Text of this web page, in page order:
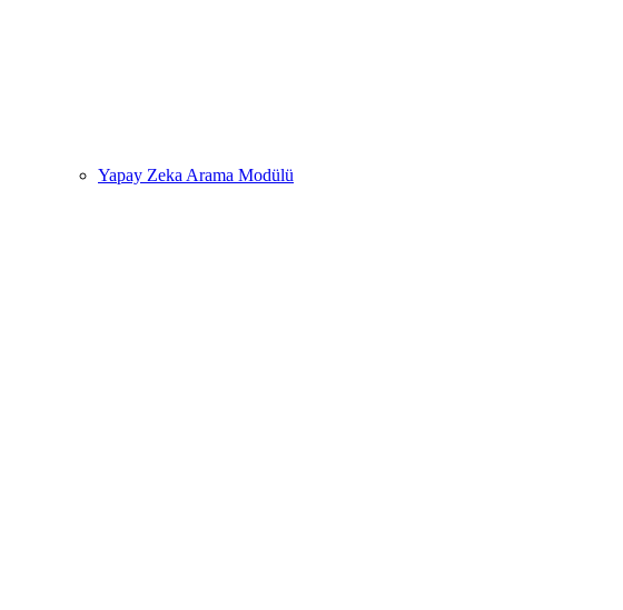
Yapay Zeka Arama Modülü